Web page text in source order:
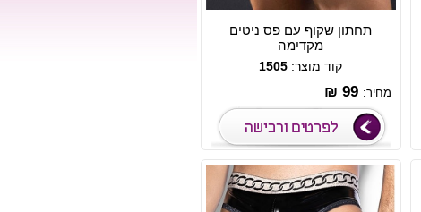
תחתון שקוף עם פס ניטים
מקדימה
קוד מוצר: 1505
מחיר: 99 ₪